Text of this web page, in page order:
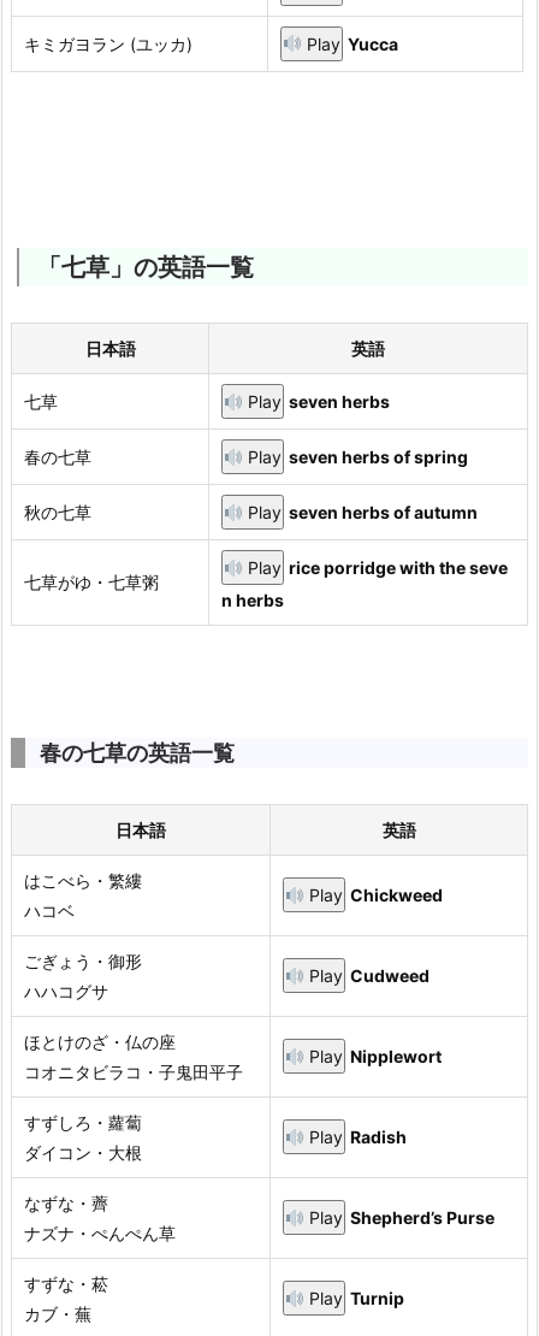
キミガヨラン (ユッカ) Play Yucca
「七草」の英語一覧
日本語 英語
七草 Play seven herbs
春の七草 Play seven herbs of spring
秋の七草 Play seven herbs of autumn
七草がゆ・七草粥
Play rice porridge with the seve
n herbs
春の七草の英語一覧
日本語 英語
はこべら・繁縷
ハコベ
Play Chickweed
ごぎょう・御形
ハハコグサ
Play Cudweed
ほとけのざ・仏の座
コオニタビラコ・子鬼田平子
Play Nipplewort
すずしろ・蘿蔔
ダイコン・大根
Play Radish
なずな・薺
ナズナ・ぺんぺん草
Play Shepherd’s Purse
すずな・菘
カブ・蕪
Play Turnip